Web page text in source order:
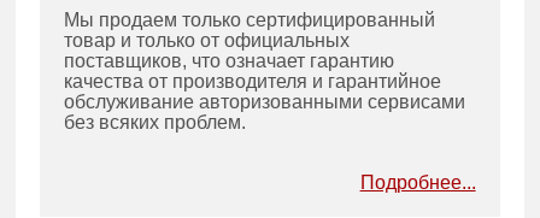
Мы продаем только сертифицированный
товар и только от официальных
поставщиков, что означает гарантию
качества от производителя и гарантийное
обслуживание авторизованными сервисами
без всяких проблем.
Подробнее...